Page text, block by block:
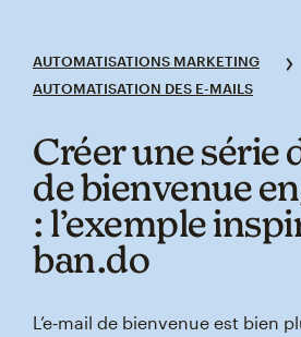
AUTOMATISATIONS MARKETING
AUTOMATISATION DES E-MAILS
Créer une série
de bienvenue
: l’exemple
ban.do
L’e‑mail de bienvenue est bien